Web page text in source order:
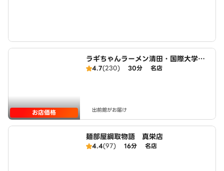
お店価格
ラギちゃんラーメン清田・国際大学前
店4.7(230) 30分 名店
出前館がお届け
麺部屋綱取物語 真栄店
4.4(97) 16分 名店